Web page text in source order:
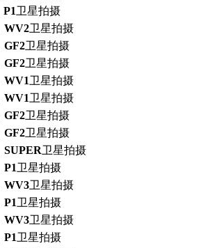
P1卫星拍摄
WV2卫星拍摄
GF2卫星拍摄
GF2卫星拍摄
WV1卫星拍摄
WV1卫星拍摄
GF2卫星拍摄
GF2卫星拍摄
SUPER卫星拍摄
P1卫星拍摄
WV3卫星拍摄
P1卫星拍摄
WV3卫星拍摄
P1卫星拍摄